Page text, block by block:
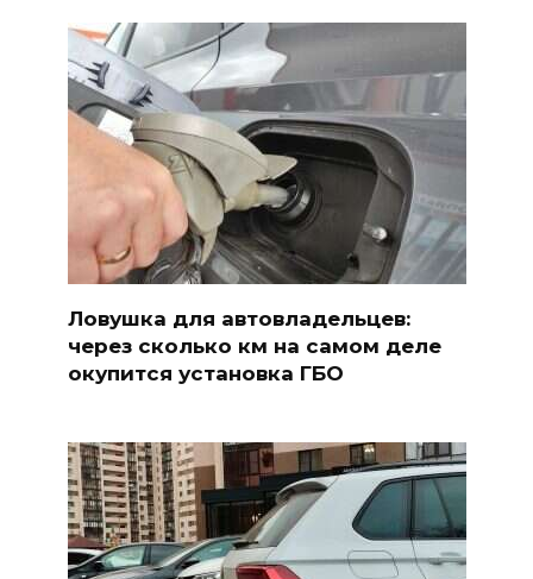
Ловушка для автовладельцев:
через сколько км на самом деле
окупится установка ГБО